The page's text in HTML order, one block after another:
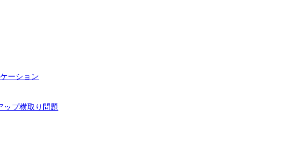
ーション
ップ横取り問題